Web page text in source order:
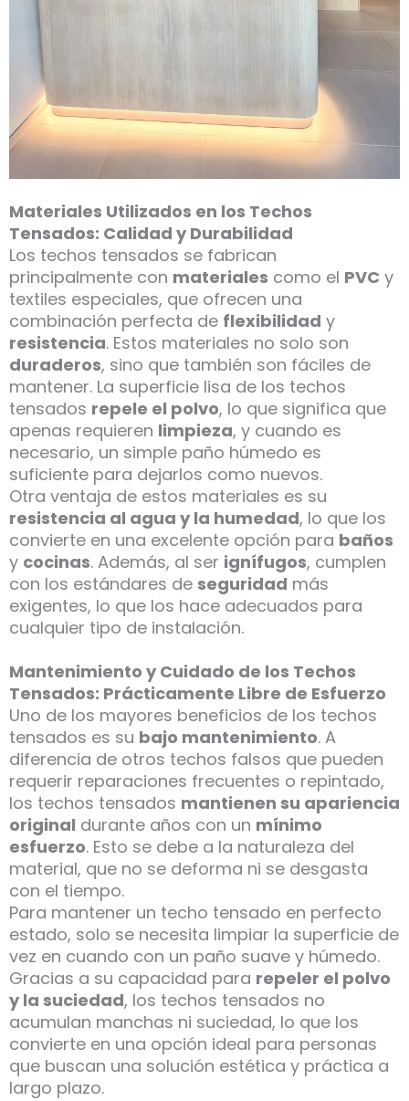
Materiales Utilizados en los Techos
Tensados: Calidad y Durabilidad
Los techos tensados se fabrican
principalmente con materiales como el PVC y
textiles especiales, que ofrecen una
combinación perfecta de flexibilidad y
resistencia. Estos materiales no solo son
duraderos, sino que también son fáciles de
mantener. La superficie lisa de los techos
tensados repele el polvo, lo que significa que
apenas requieren limpieza, y cuando es
necesario, un simple paño húmedo es
suficiente para dejarlos como nuevos.
Otra ventaja de estos materiales es su
resistencia al agua y la humedad, lo que los
convierte en una excelente opción para baños
y cocinas. Además, al ser ignífugos, cumplen
con los estándares de seguridad más
exigentes, lo que los hace adecuados para
cualquier tipo de instalación.
Mantenimiento y Cuidado de los Techos
Tensados: Prácticamente Libre de Esfuerzo
Uno de los mayores beneficios de los techos
tensados es su bajo mantenimiento. A
diferencia de otros techos falsos que pueden
requerir reparaciones frecuentes o repintado,
los techos tensados mantienen su apariencia
original durante años con un mínimo
esfuerzo. Esto se debe a la naturaleza del
material, que no se deforma ni se desgasta
con el tiempo.
Para mantener un techo tensado en perfecto
estado, solo se necesita limpiar la superficie de
vez en cuando con un paño suave y húmedo.
Gracias a su capacidad para repeler el polvo
y la suciedad, los techos tensados no
acumulan manchas ni suciedad, lo que los
convierte en una opción ideal para personas
que buscan una solución estética y práctica a
largo plazo.